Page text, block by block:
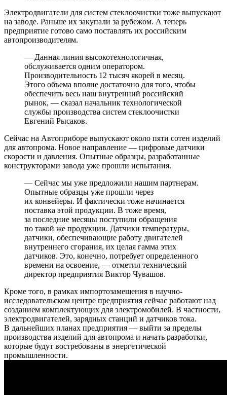
Электродвигатели для систем стеклоочистки тоже выпускают
на заводе. Раньше их закупали за рубежом. А теперь
предприятие готово само поставлять их российским
автопроизводителям.
— Данная линия высокотехнологичная,
обслуживается одним оператором.
Производительность 12 тысяч якорей в месяц.
Этого объема вполне достаточно для того, чтобы
обеспечить весь наш внутренний российский
рынок, — сказал начальник технологической
службы производства систем стеклоочистки
Евгений Рысаков.
Сейчас на Автоприборе выпускают около пяти сотен изделий
для автопрома. Новое направление — цифровые датчики
скорости и давления. Опытные образцы, разработанные
конструкторами завода уже прошли испытания.
— Сейчас мы уже предложили нашим партнерам.
Опытные образцы уже прошли через
их конвейеры. И фактически тоже начинается
поставка этой продукции. В тоже время,
за последние месяцы поступили обращения
по такой же продукции. Датчики температуры,
датчики, обеспечивающие работу двигателей
внутреннего сгорания, их целая гамма этих
датчиков. Это, конечно, потребует определенного
времени на освоение, — отметил технический
директор предприятия Виктор Чувашов.
Кроме того, в рамках импортозамещения в научно-
исследовательском центре предприятия сейчас работают над
созданием комплектующих для электромобилей. В частности,
электродвигателей, зарядных станций и датчиков тока.
В дальнейших планах предприятия — выйти за пределы
производства изделий для автопрома и начать разработки,
которые будут востребованы в энергетической
промышленности.